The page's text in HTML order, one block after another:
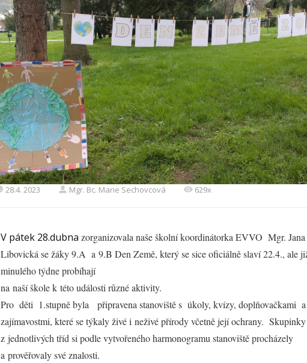
28.4. 2023 Mgr. Bc. Marie Sechovcová 629x
V pátek 28.dubna zorganizovala naše školní koordinátorka EVVO Mgr. Jana
Libovická se žáky 9.A a 9.B Den Země, který se sice oficiálně slaví 22.4., ale
minulého týdne probíhají
na naší škole k této události různé aktivity.
Pro děti 1.stupně byla připravena stanoviště s úkoly, kvízy, doplňovačkami
zajímavostmi, které se týkaly živé i neživé přírody včetně její ochrany.
z jednotlivých tříd si podle vytvořeného harmonogramu stanoviště procházely
a prověřovaly své znalosti.